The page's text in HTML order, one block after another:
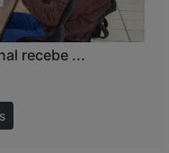
recebe ...